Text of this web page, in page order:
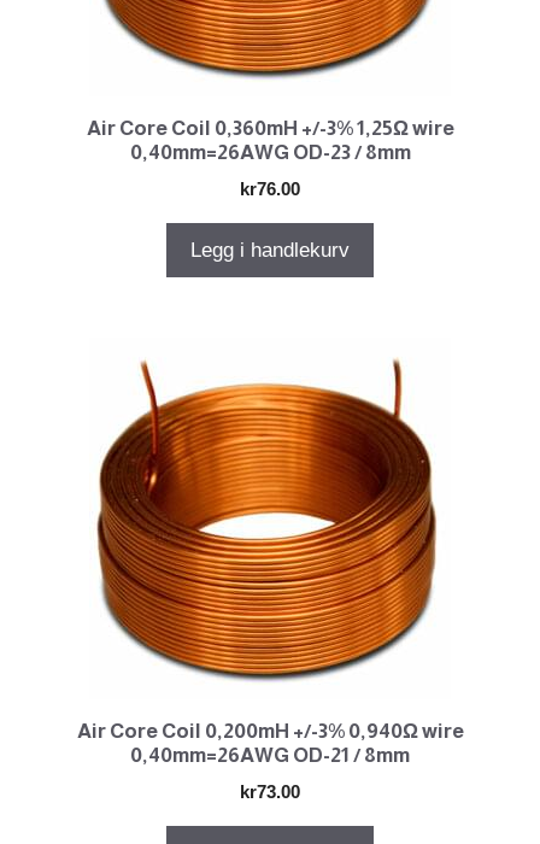
Air Core Coil 0,360mH +/-3% 1,25Ω wire
0,40mm=26AWG OD-23 / 8mm
kr76.00
Legg i handlekurv
Air Core Coil 0,200mH +/-3% 0,940Ω wire
0,40mm=26AWG OD-21 / 8mm
kr73.00